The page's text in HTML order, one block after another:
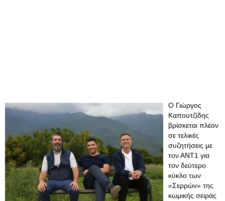
O Γιώργος
Καπουτζίδης
βρίσκεται πλέον
σε τελικές
συζητήσεις με
τον ΑΝΤ1 για
τον δεύτερο
κύκλο των
«Σερρών» της
κωμικής σειράς